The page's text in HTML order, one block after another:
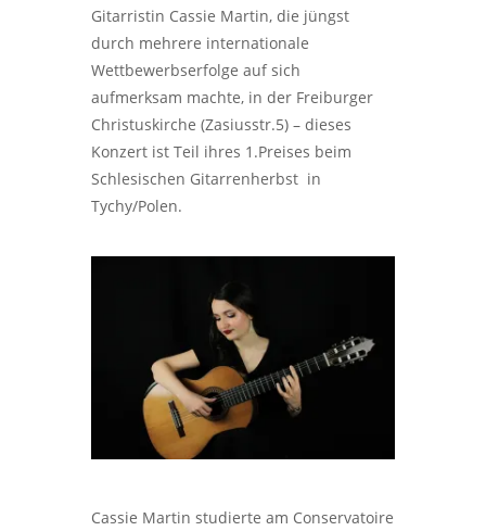
Gitarristin Cassie Martin, die jüngst
durch mehrere internationale
Wettbewerbserfolge auf sich
aufmerksam machte, in der Freiburger
Christuskirche (Zasiusstr.5) – dieses
Konzert ist Teil ihres 1.Preises beim
Schlesischen Gitarrenherbst in
Tychy/Polen.
Cassie Martin studierte am Conservatoire